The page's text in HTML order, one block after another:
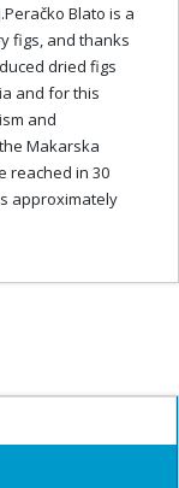
Blato is a
figs, and thanks
dried figs
and for this
and
Makarska
reached in 30
approximately